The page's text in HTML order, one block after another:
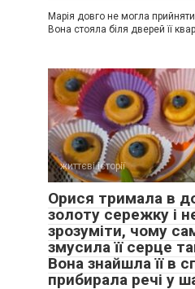
Марія довго не могла
Вона стояла біля дверей її
життєві історії
Орися тримала в
золоту сережку і
зрозуміти, чому
змусила її серце
Вона знайшла її в
прибирала речі у